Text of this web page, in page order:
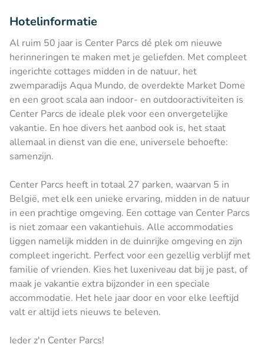
Hotelinformatie
Al ruim 50 jaar is Center Parcs dé plek om nieuwe
herinneringen te maken met je geliefden. Met compleet
ingerichte cottages midden in de natuur, het
zwemparadijs Aqua Mundo, de overdekte Market Dome
en een groot scala aan indoor- en outdooractiviteiten is
Center Parcs de ideale plek voor een onvergetelijke
vakantie. En hoe divers het aanbod ook is, het staat
allemaal in dienst van die ene, universele behoefte:
samenzijn.
Center Parcs heeft in totaal 27 parken, waarvan 5 in
België, met elk een unieke ervaring, midden in de natuur
in een prachtige omgeving. Een cottage van Center Parcs
is niet zomaar een vakantiehuis. Alle accommodaties
liggen namelijk midden in de duinrijke omgeving en zijn
compleet ingericht. Perfect voor een gezellig verblijf met
familie of vrienden. Kies het luxeniveau dat bij je past, of
maak je vakantie extra bijzonder in een speciale
accommodatie. Het hele jaar door en voor elke leeftijd
valt er altijd iets nieuws te beleven.
Ieder z'n Center Parcs!